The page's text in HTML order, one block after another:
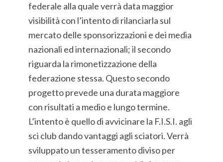
federale alla quale verrà data maggior
visibilità con l’intento di rilanciarla sul
mercato delle sponsorizzazioni e dei media
nazionali ed internazionali; il secondo
riguarda la rimonetizzazione della
federazione stessa. Questo secondo
progetto prevede una durata maggiore
con risultati a medio e lungo termine.
L’intento è quello di avvicinare la F.I.S.I. agli
sci club dando vantaggi agli sciatori. Verrà
sviluppato un tesseramento diviso per